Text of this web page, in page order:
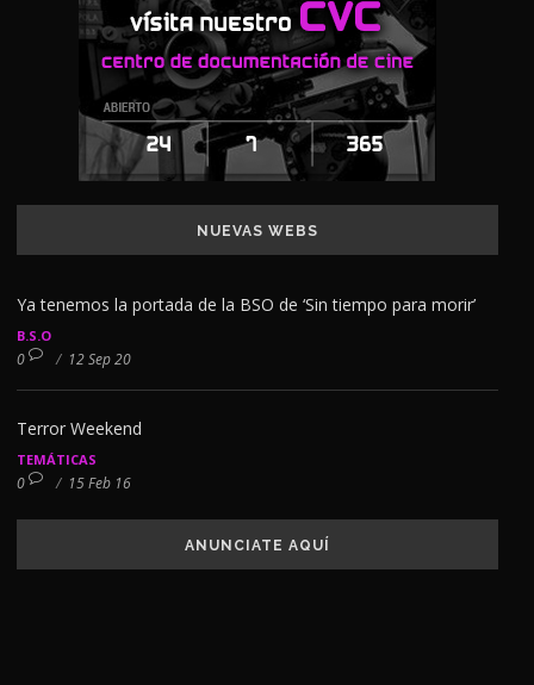
NUEVAS WEBS
Ya tenemos la portada de la BSO de ‘Sin tiempo para morir’
B.S.O
0 / 12 Sep 20
Terror Weekend
TEMÁTICAS
0 / 15 Feb 16
ANUNCIATE AQUÍ